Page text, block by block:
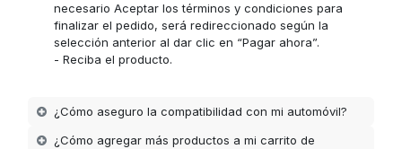
necesario Aceptar los términos y condiciones para
finalizar el pedido, será redireccionado según la
selección anterior al dar clic en “Pagar ahora”.
- Reciba el producto.
¿Cómo aseguro la compatibilidad con mi automóvil?
¿Cómo agregar más productos a mi carrito de